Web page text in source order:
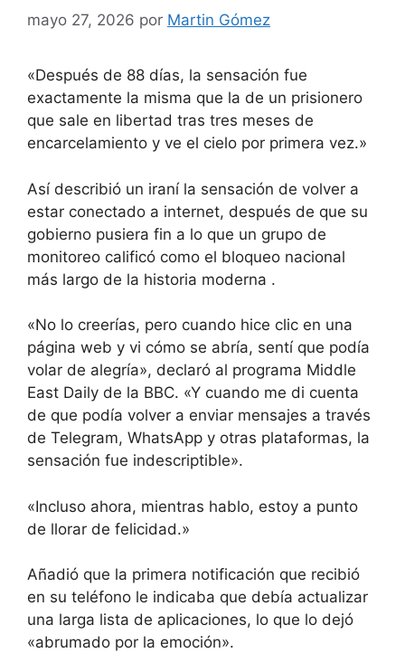
mayo 27, 2026 por Martin Gómez
«Después de 88 días, la sensación fue
exactamente la misma que la de un prisionero
que sale en libertad tras tres meses de
encarcelamiento y ve el cielo por primera vez.»
Así describió un iraní la sensación de volver a
estar conectado a internet, después de que su
gobierno pusiera fin a lo que un grupo de
monitoreo calificó como el bloqueo nacional
más largo de la historia moderna .
«No lo creerías, pero cuando hice clic en una
página web y vi cómo se abría, sentí que podía
volar de alegría», declaró al programa Middle
East Daily de la BBC. «Y cuando me di cuenta
de que podía volver a enviar mensajes a través
de Telegram, WhatsApp y otras plataformas, la
sensación fue indescriptible».
«Incluso ahora, mientras hablo, estoy a punto
de llorar de felicidad.»
Añadió que la primera notificación que recibió
en su teléfono le indicaba que debía actualizar
una larga lista de aplicaciones, lo que lo dejó
«abrumado por la emoción».